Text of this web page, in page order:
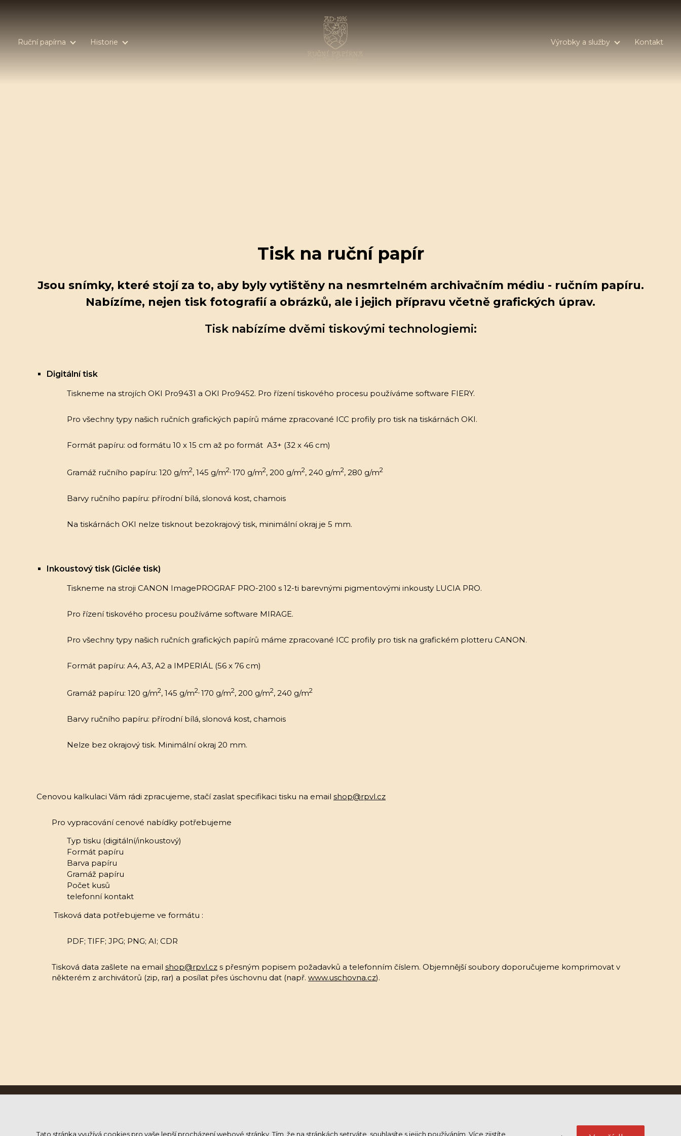
Ruční papírna Historie Výrobky a služby Kontakt
Tisk na ruční papír
Jsou snímky, které stojí za to, aby byly vytištěny na nesmrtelném archivačním médiu - ručním papíru.
Nabízíme, nejen tisk fotografií a obrázků, ale i jejich přípravu včetně grafických úprav.
Tisk nabízíme dvěmi tiskovými technologiemi:
Digitální tisk
Tiskneme na strojích OKI Pro9431 a OKI Pro9452. Pro řízení tiskového procesu používáme software FIERY.
Pro všechny typy našich ručních grafických papírů máme zpracované ICC profily pro tisk na tiskárnách OKI.
Formát papíru: od formátu 10 x 15 cm až po formát A3+ (32 x 46 cm)
Gramáž ručního papíru: 120 g/m2, 145 g/m2, 170 g/m2, 200 g/m2, 240 g/m2, 280 g/m2
Barvy ručního papíru: přírodní bílá, slonová kost, chamois
Na tiskárnách OKI nelze tisknout bezokrajový tisk, minimální okraj je 5 mm.
Inkoustový tisk (Giclée tisk)
Tiskneme na stroji CANON ImagePROGRAF PRO-2100 s 12-ti barevnými pigmentovými inkousty LUCIA PRO.
Pro řízení tiskového procesu používáme software MIRAGE.
Pro všechny typy našich ručních grafických papírů máme zpracované ICC profily pro tisk na grafickém plotteru CANON.
Formát papíru: A4, A3, A2 a IMPERIÁL (56 x 76 cm)
Gramáž papíru: 120 g/m2, 145 g/m2, 170 g/m2, 200 g/m2, 240 g/m2
Barvy ručního papíru: přírodní bílá, slonová kost, chamois
Nelze bez okrajový tisk. Minimální okraj 20 mm.
Cenovou kalkulaci Vám rádi zpracujeme, stačí zaslat specifikaci tisku na email shop@rpvl.cz
Pro vypracování cenové nabídky potřebujeme
Typ tisku (digitální/inkoustový)
Formát papíru
Barva papíru
Gramáž papíru
Počet kusů
telefonní kontakt
Tisková data potřebujeme ve formátu :
PDF; TIFF; JPG; PNG; AI; CDR
Tisková data zašlete na email shop@rpvl.cz s přesným popisem požadavků a telefonním číslem. Objemnější soubory doporučujeme komprimovat v
některém z archivátorů (zip, rar) a posílat přes úschovnu dat (např. www.uschovna.cz).
Tel.:
583 248 433
Tato stránka využívá cookies pro vaše lepší procházení webové stránky. Tím, že na stránkách setrváte, souhlasíte s jejich používáním. Více zjistíte